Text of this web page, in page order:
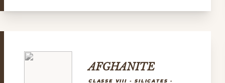
AFGHANITE
CLASSE VIII - SILICATES -